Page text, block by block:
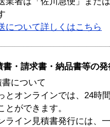
について詳しくはこちら
書・請求書・納品書等の
について
とオンラインでは、24時
とができます。
ライン見積書発行には、